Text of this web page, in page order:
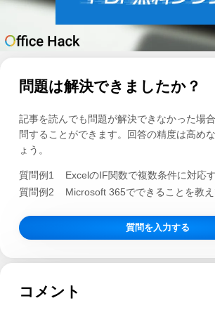
問題は解決できましたか？
記事を読んでも問題が解決できなかった場
問することができます。回答の精度は高め
ょう。
質問例1
ExcelのIF関数で複数条件に対応
質問例2
Microsoft 365でできることを教え
質問を入力する
コメント